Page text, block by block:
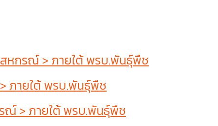
สหกรณ์ > ภายใต้ พรบ.พันธุ์พืช
ภายใต้ พรบ.พันธุ์พืช
ณ์ > ภายใต้ พรบ.พันธุ์พืช